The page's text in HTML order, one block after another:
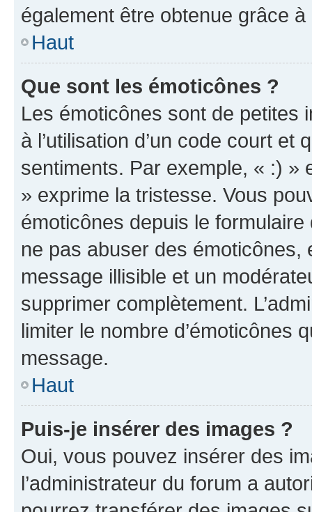
également être obtenue grâce à
Haut
Que sont les émoticônes ?
Les émoticônes sont de petites
à l’utilisation d’un code court et
sentiments. Par exemple, « :) »
» exprime la tristesse. Vous
émoticônes depuis le
ne pas abuser des
message illisible et un
supprimer complètement.
limiter le nombre d’émoticônes
message.
Haut
Puis-je insérer des images ?
Oui, vous pouvez insérer des
l’administrateur du forum a